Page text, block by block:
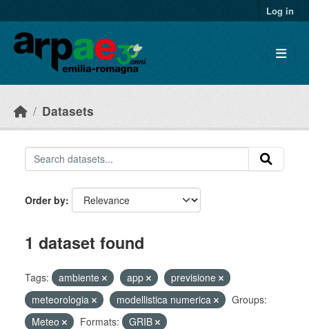
Log in
Datasets
Order by
1 dataset found
Tags: ambiente app
previsione
meteorologia
modellistica numerica
Groups:
Meteo
Formats:
GRIB